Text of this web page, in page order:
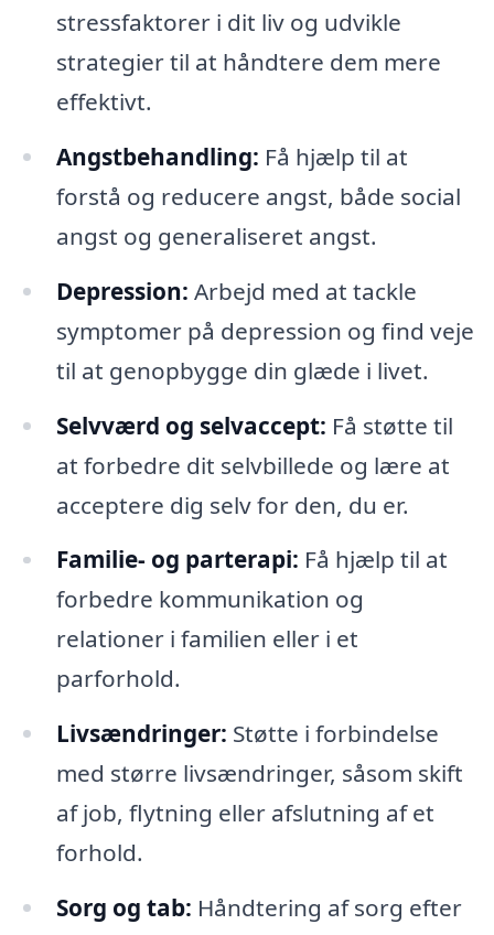
stressfaktorer i dit liv og udvikle
strategier til at håndtere dem mere
effektivt.
Angstbehandling: Få hjælp til at
forstå og reducere angst, både social
angst og generaliseret angst.
Depression: Arbejd med at tackle
symptomer på depression og find veje
til at genopbygge din glæde i livet.
Selvværd og selvaccept: Få støtte til
at forbedre dit selvbillede og lære at
acceptere dig selv for den, du er.
Familie- og parterapi: Få hjælp til at
forbedre kommunikation og
relationer i familien eller i et
parforhold.
Livsændringer: Støtte i forbindelse
med større livsændringer, såsom skift
af job, flytning eller afslutning af et
forhold.
Sorg og tab: Håndtering af sorg efter